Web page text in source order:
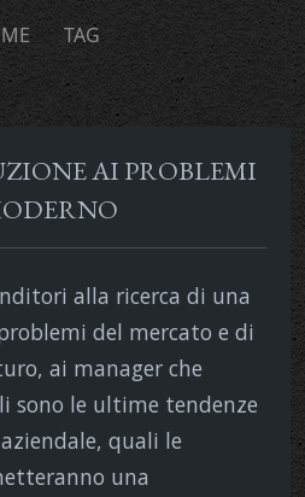
TAG
AI PROBLEMI
alla ricerca di una
del mercato e di
ai manager che
sono le ultime tendenze
quali le
una